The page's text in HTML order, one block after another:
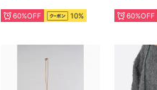
60%OFF 10% 60%OFF